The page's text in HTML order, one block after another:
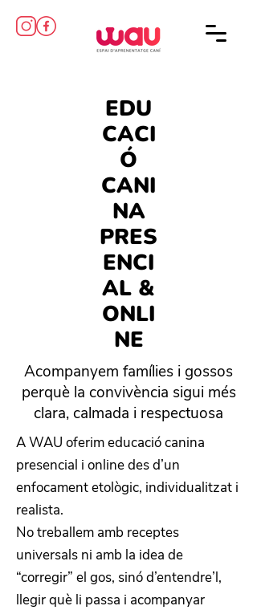
EDU
CACI
Ó
CANI
NA
PRES
ENCI
AL &
ONLI
NE
Acompanyem famílies i gossos
perquè la convivència sigui més
clara, calmada i respectuosa
A WAU oferim educació canina
presencial i online des d’un
enfocament etològic, individualitzat i
realista.
No treballem amb receptes
universals ni amb la idea de
“corregir” el gos, sinó d’entendre’l,
llegir què li passa i acompanyar